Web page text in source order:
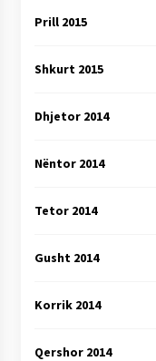
Prill 2015
Shkurt 2015
Dhjetor 2014
Nëntor 2014
Tetor 2014
Gusht 2014
Korrik 2014
Qershor 2014